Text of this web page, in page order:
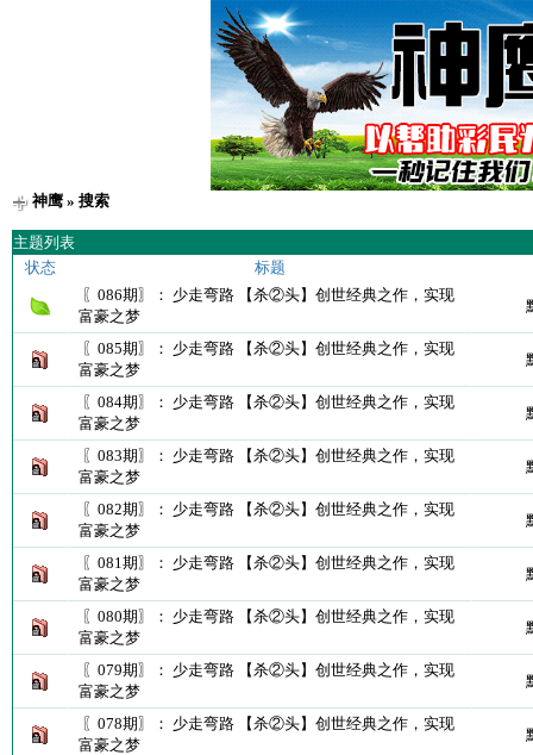
神鹰» 搜索
主题列表
状态
标题
〖086期〗： 少走弯路 【杀②头】创世经典之作，实现
富豪之梦
〖085期〗： 少走弯路 【杀②头】创世经典之作，实现
富豪之梦
〖084期〗： 少走弯路 【杀②头】创世经典之作，实现
富豪之梦
〖083期〗： 少走弯路 【杀②头】创世经典之作，实现
富豪之梦
〖082期〗： 少走弯路 【杀②头】创世经典之作，实现
富豪之梦
〖081期〗： 少走弯路 【杀②头】创世经典之作，实现
富豪之梦
〖080期〗： 少走弯路 【杀②头】创世经典之作，实现
富豪之梦
〖079期〗： 少走弯路 【杀②头】创世经典之作，实现
富豪之梦
〖078期〗： 少走弯路 【杀②头】创世经典之作，实现
富豪之梦